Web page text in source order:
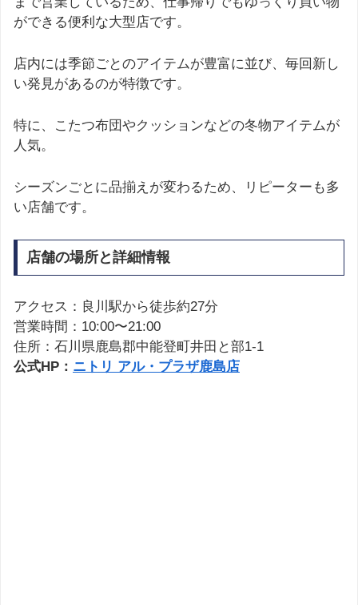
ができる便利な大型店です。
店内には季節ごとのアイテムが豊富に並び、毎回新し
い発見があるのが特徴です。
特に、こたつ布団やクッションなどの冬物アイテムが
人気。
シーズンごとに品揃えが変わるため、リピーターも多
い店舗です。
店舗の場所と詳細情報
アクセス：良川駅から徒歩約27分
営業時間：10:00〜21:00
住所：石川県鹿島郡中能登町井田と部1-1
公式HP： ニトリ アル・プラザ鹿島店